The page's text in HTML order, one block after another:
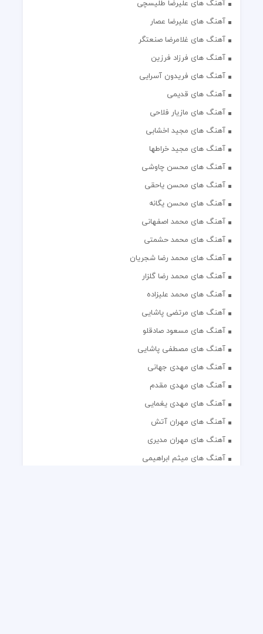
آهنگ های علیرضا طلیسچی
آهنگ های علیرضا عصار
آهنگ های غلامرضا صنعتگر
آهنگ های فرزاد فرزین
آهنگ های فریدون آسرایی
آهنگ های قدیمی
آهنگ های مازیار فلاحی
آهنگ های مجید اخشابی
آهنگ های مجید خراطها
آهنگ های محسن چاوشی
آهنگ های محسن یاحقی
آهنگ های محسن یگانه
آهنگ های محمد اصفهانی
آهنگ های محمد حشمتی
آهنگ های محمد رضا شجریان
آهنگ های محمد رضا گلزار
آهنگ های محمد علیزاده
آهنگ های مرتضی پاشایی
آهنگ های مسعود صادقلو
آهنگ های مصطفی پاشایی
آهنگ های مهدی جهانی
آهنگ های مهدی مقدم
آهنگ های مهدی یغمایی
آهنگ های مهران آتش
آهنگ های مهران مدیری
آهنگ های میثم ابراهیمی